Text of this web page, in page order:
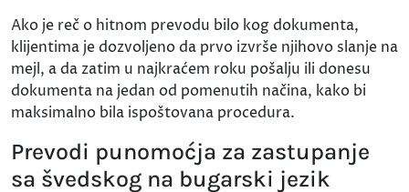
Ako je reč o hitnom prevodu bilo kog dokumenta,
klijentima je dozvoljeno da prvo izvrše njihovo slanje na
mejl, a da zatim u najkraćem roku pošalju ili donesu
dokumenta na jedan od pomenutih načina, kako bi
maksimalno bila ispoštovana procedura.
Prevodi punomoćja za zastupanje
sa švedskog na bugarski jezik